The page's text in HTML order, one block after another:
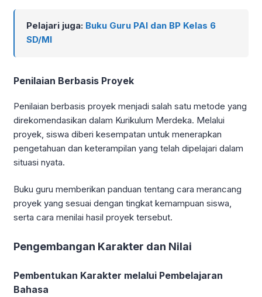
Pelajari juga: Buku Guru PAI dan BP Kelas 6
SD/MI
Penilaian Berbasis Proyek
Penilaian berbasis proyek menjadi salah satu metode yang
direkomendasikan dalam Kurikulum Merdeka. Melalui
proyek, siswa diberi kesempatan untuk menerapkan
pengetahuan dan keterampilan yang telah dipelajari dalam
situasi nyata.
Buku guru memberikan panduan tentang cara merancang
proyek yang sesuai dengan tingkat kemampuan siswa,
serta cara menilai hasil proyek tersebut.
Pengembangan Karakter dan Nilai
Pembentukan Karakter melalui Pembelajaran
Bahasa